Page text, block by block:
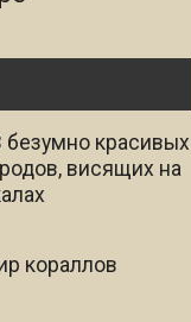
безумно красивых
висящих на
кораллов